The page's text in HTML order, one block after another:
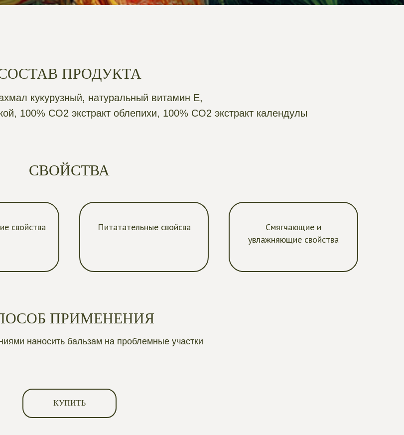
ПРОДУКТА
кукурузный, натуральный витамин Е,
100% СО2 экстракт облепихи, 100% СО2 экстракт календулы
СВОЙСТВА
свойства Питатательные свойсва
Смягчающие и
увлажняющие свойства
ПРИМЕНЕНИЯ
наносить бальзам на проблемные участки
КУПИТЬ